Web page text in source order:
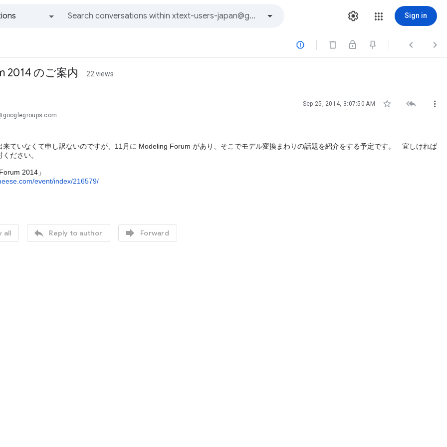
Sign in
  
2014 のご案内 22 views
Sep 25, 2014, 3:07:50 AM   
来ていなくて申し訳ないのですが、11月に Modeling Forum があり、そこでモデル変換まわりの話題を紹介をする予定です。 宜しければ
ださい。
2014」
event/index/216579/
all  Reply to author  Forward